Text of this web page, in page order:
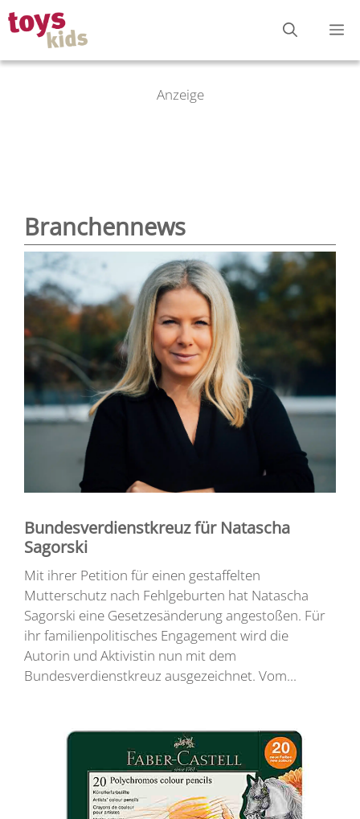
Zum
Inhalt
springen
Anzeige
Branchennews
Bundesverdienstkreuz für Natascha
Sagorski
Mit ihrer Petition für einen gestaffelten
Mutterschutz nach Fehlgeburten hat Natascha
Sagorski eine Gesetzesänderung angestoßen. Für
ihr familienpolitisches Engagement wird die
Autorin und Aktivistin nun mit dem
Bundesverdienstkreuz ausgezeichnet. Vom...